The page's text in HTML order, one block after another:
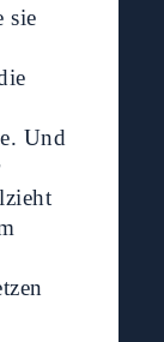
sie
Und